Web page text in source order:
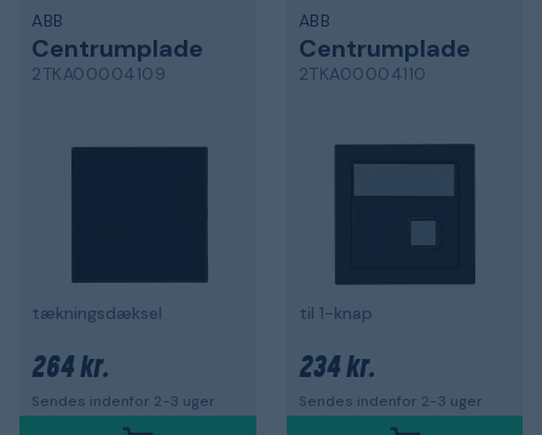
ABB
Centrumplade
2TKA00004109
tækningsdæksel
264 kr.
Sendes indenfor 2-3 uger
ABB
Centrumplade
2TKA00004110
til 1-knap
234 kr.
Sendes indenfor 2-3 uger